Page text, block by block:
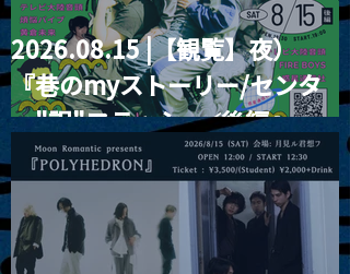
2026.08.15 |【観覧】夜）
『巷のmyストーリー/センタ
ー"訳"フラッシュ⚡️後編』